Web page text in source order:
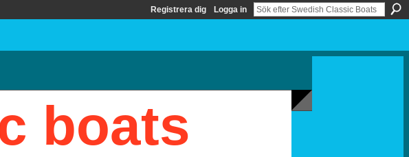
Registrera dig Logga in
boats